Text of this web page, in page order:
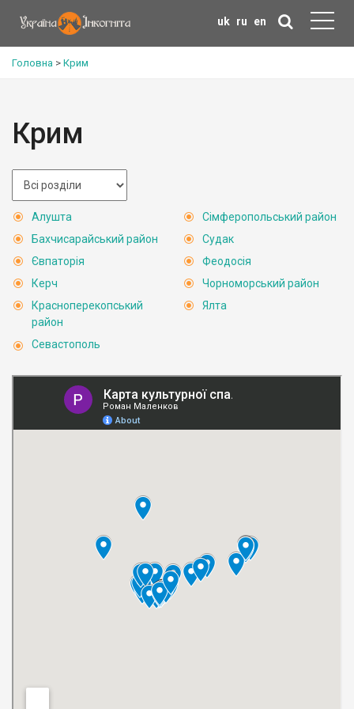
uk ru en
Головна > Крим
Крим
Алушта
Бахчисарайський район
Євпаторія
Керч
Красноперекопський
район
Севастополь
Сімферопольський район
Судак
Феодосія
Чорноморський район
Ялта